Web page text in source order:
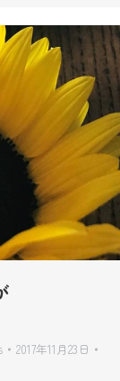
2017年11月23日